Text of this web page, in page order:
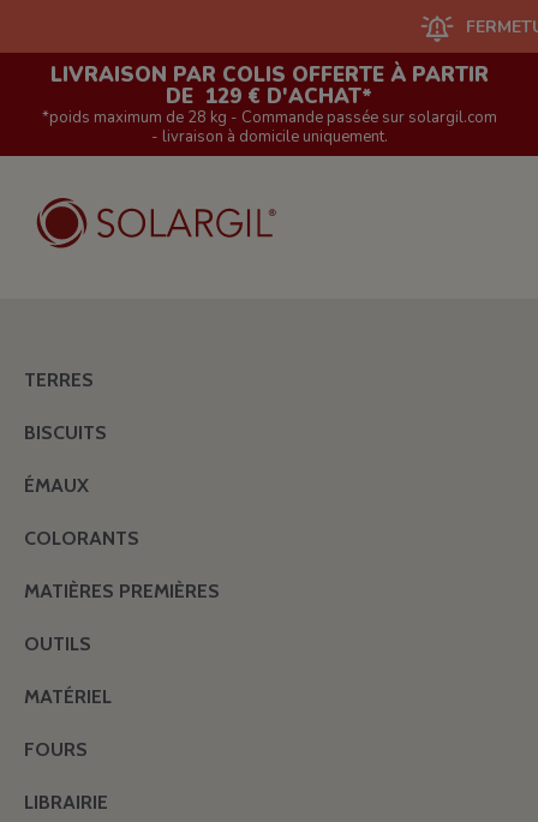
FERMETURE
LIVRAISON PAR COLIS OFFERTE À PARTIR
DE 129 € D'ACHAT*
*poids maximum de 28 kg - Commande passée sur solargil.com
- livraison à domicile uniquement.
TERRES
BISCUITS
ÉMAUX
COLORANTS
MATIÈRES PREMIÈRES
OUTILS
MATÉRIEL
FOURS
LIBRAIRIE